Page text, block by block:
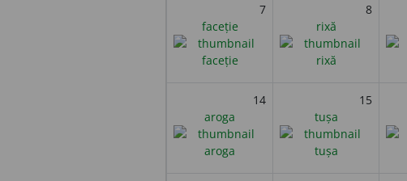
7
faceție
8
rixă
14
aroga
15
tușa